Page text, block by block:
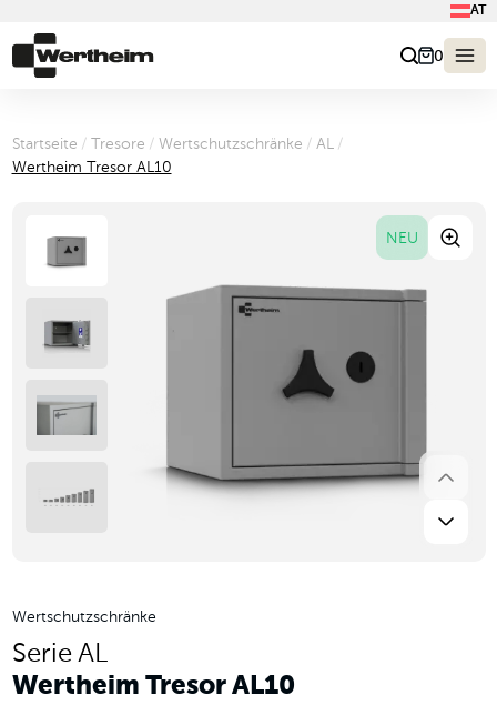
AT
0
Startseite / Tresore / Wertschutzschränke / AL /
Wertheim Tresor AL10
NEU
Wertschutzschränke
Serie AL
Wertheim Tresor AL10